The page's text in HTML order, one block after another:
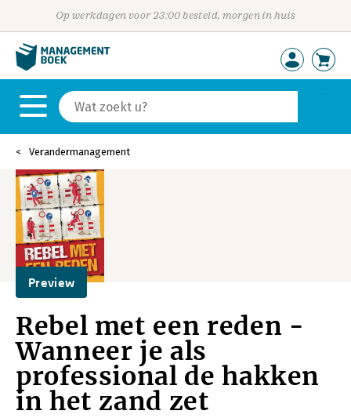
Op werkdagen voor 23:00 besteld, morgen in huis
Verandermanagement
Preview
Rebel met een reden -
Wanneer je als
professional de hakken
in het zand zet